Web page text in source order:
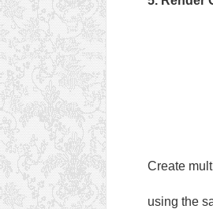
Create
using the